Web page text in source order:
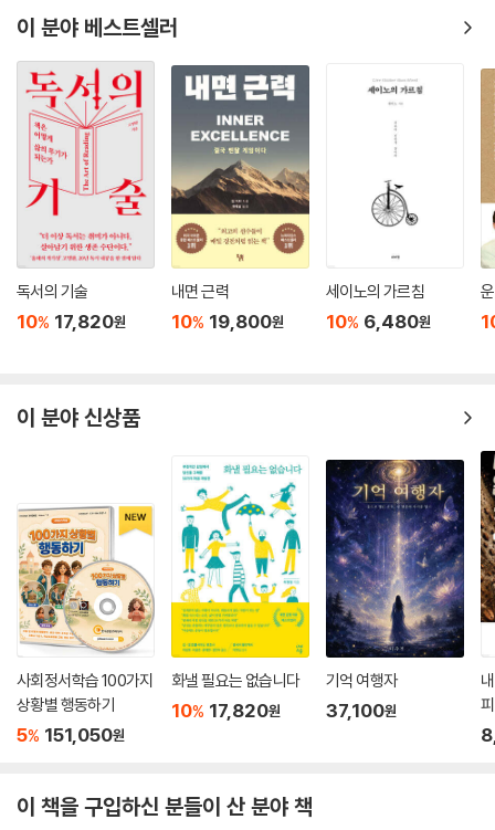
이 분야 베스트셀러
독서의 기술
10% 17,820원
내면 근력
10% 19,800원
세이노의 가르침
10% 6,480원
이 분야 신상품
사회정서학습 100가지
상황별 행동하기
5% 151,050원
화낼 필요는 없습니다
10% 17,820원
기억 여행자
37,100원
이 책을 구입하신 분들이 산 분야 책